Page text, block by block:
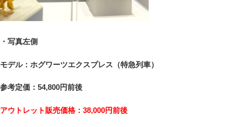
・ 写真左側
モデル：ホグワーツエクスプレス（特急列車）
参考定価：54,800円前後
アウトレット販売価格：38,000円前後